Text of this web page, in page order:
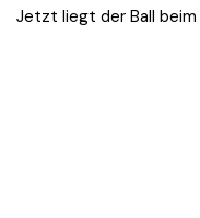
Jetzt liegt der Ball